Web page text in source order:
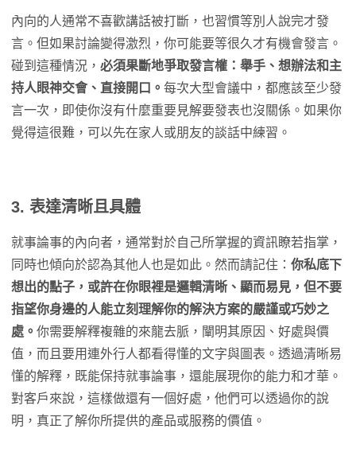
內向的人通常不喜歡講話被打斷，也習慣等別人說完才發
言。但如果討論變得激烈，你可能要等很久才有機會發言。
碰到這種情況， 必須果斷地爭取發言權：舉手、想辦法和主
持人眼神交會、直接開口。 每次大型會議中，都應該至少發
言一次，即使你沒有什麼重要見解要發表也沒關係。如果你
覺得這很難，可以先在家人或朋友的談話中練習。
3. 表達清晰且具體
就事論事的內向者，通常對於自己所掌握的資訊瞭若指掌，
同時也傾向於認為其他人也是如此。然而請記住： 你私底下
想出的點子，或許在你眼裡是邏輯清晰、顯而易見，但不要
指望你身邊的人能立刻理解你的解決方案的嚴謹或巧妙之
處。 你需要解釋複雜的來龍去脈，闡明其原因、好處與價
值，而且要用連外行人都看得懂的文字與圖表。透過清晰易
懂的解釋，既能保持就事論事，還能展現你的能力和才華。
對客戶來說，這樣做還有一個好處，他們可以透過你的說
明，真正了解你所提供的產品或服務的價值。